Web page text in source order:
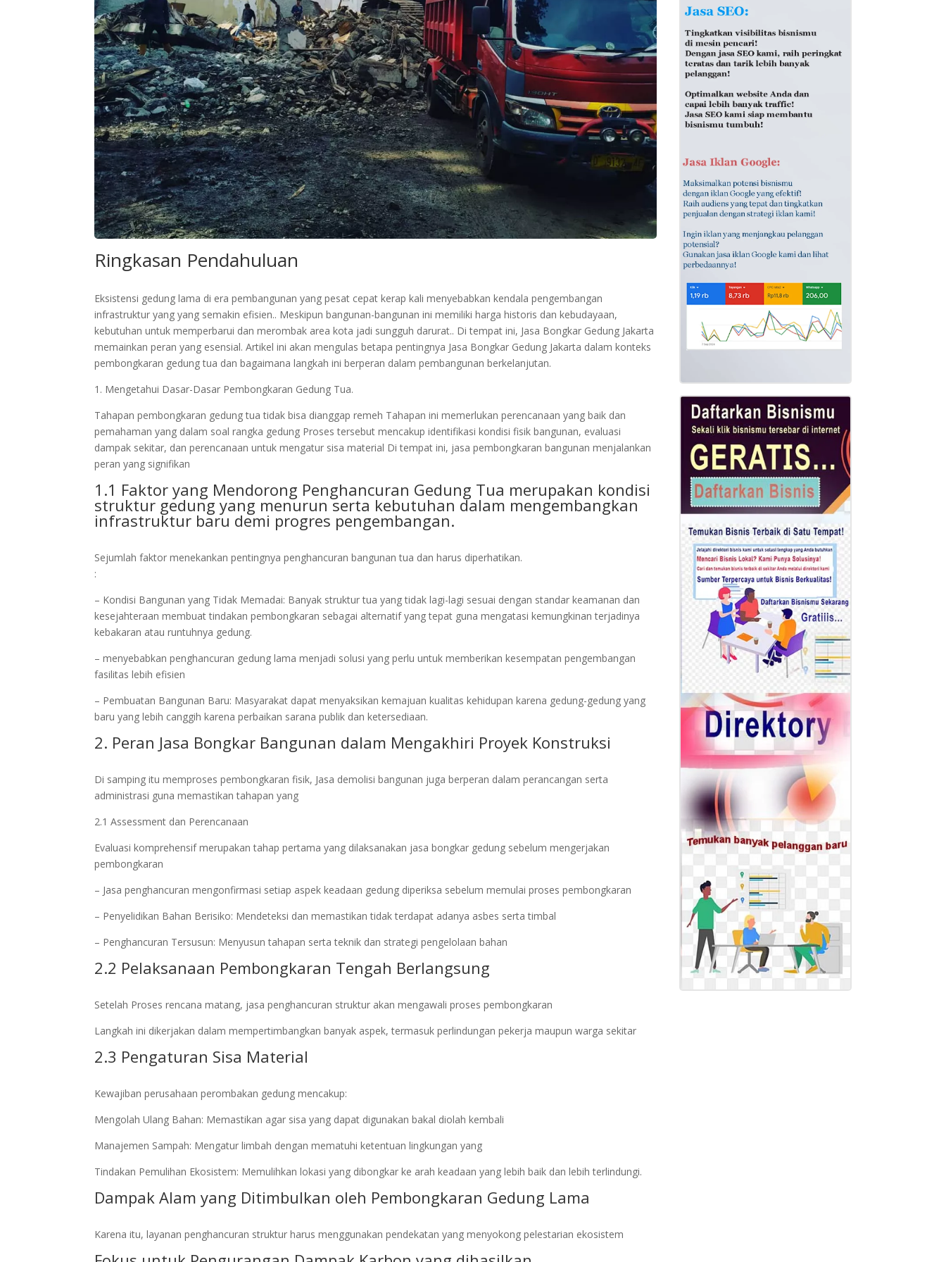
Ringkasan Pendahuluan
Eksistensi gedung lama di era pembangunan yang pesat cepat kerap kali menyebabkan kendala pengembangan
infrastruktur yang yang semakin efisien.. Meskipun bangunan-bangunan ini memiliki harga historis dan kebudayaan,
kebutuhan untuk memperbarui dan merombak area kota jadi sungguh darurat.. Di tempat ini, Jasa Bongkar Gedung Jakarta
memainkan peran yang esensial. Artikel ini akan mengulas betapa pentingnya Jasa Bongkar Gedung Jakarta dalam konteks
pembongkaran gedung tua dan bagaimana langkah ini berperan dalam pembangunan berkelanjutan.
1. Mengetahui Dasar-Dasar Pembongkaran Gedung Tua.
Tahapan pembongkaran gedung tua tidak bisa dianggap remeh Tahapan ini memerlukan perencanaan yang baik dan
pemahaman yang dalam soal rangka gedung Proses tersebut mencakup identifikasi kondisi fisik bangunan, evaluasi
dampak sekitar, dan perencanaan untuk mengatur sisa material Di tempat ini, jasa pembongkaran bangunan menjalankan
peran yang signifikan
1.1 Faktor yang Mendorong Penghancuran Gedung Tua merupakan kondisi
struktur gedung yang menurun serta kebutuhan dalam mengembangkan
infrastruktur baru demi progres pengembangan.
Sejumlah faktor menekankan pentingnya penghancuran bangunan tua dan harus diperhatikan.
:
– Kondisi Bangunan yang Tidak Memadai: Banyak struktur tua yang tidak lagi-lagi sesuai dengan standar keamanan dan
kesejahteraan membuat tindakan pembongkaran sebagai alternatif yang tepat guna mengatasi kemungkinan terjadinya
kebakaran atau runtuhnya gedung.
– menyebabkan penghancuran gedung lama menjadi solusi yang perlu untuk memberikan kesempatan pengembangan
fasilitas lebih efisien
– Pembuatan Bangunan Baru: Masyarakat dapat menyaksikan kemajuan kualitas kehidupan karena gedung-gedung yang
baru yang lebih canggih karena perbaikan sarana publik dan ketersediaan.
2. Peran Jasa Bongkar Bangunan dalam Mengakhiri Proyek Konstruksi
Di samping itu memproses pembongkaran fisik, Jasa demolisi bangunan juga berperan dalam perancangan serta
administrasi guna memastikan tahapan yang
2.1 Assessment dan Perencanaan
Evaluasi komprehensif merupakan tahap pertama yang dilaksanakan jasa bongkar gedung sebelum mengerjakan
pembongkaran
– Jasa penghancuran mengonfirmasi setiap aspek keadaan gedung diperiksa sebelum memulai proses pembongkaran
– Penyelidikan Bahan Berisiko: Mendeteksi dan memastikan tidak terdapat adanya asbes serta timbal
– Penghancuran Tersusun: Menyusun tahapan serta teknik dan strategi pengelolaan bahan
2.2 Pelaksanaan Pembongkaran Tengah Berlangsung
Setelah Proses rencana matang, jasa penghancuran struktur akan mengawali proses pembongkaran
Langkah ini dikerjakan dalam mempertimbangkan banyak aspek, termasuk perlindungan pekerja maupun warga sekitar
2.3 Pengaturan Sisa Material
Kewajiban perusahaan perombakan gedung mencakup:
Mengolah Ulang Bahan: Memastikan agar sisa yang dapat digunakan bakal diolah kembali
Manajemen Sampah: Mengatur limbah dengan mematuhi ketentuan lingkungan yang
Tindakan Pemulihan Ekosistem: Memulihkan lokasi yang dibongkar ke arah keadaan yang lebih baik dan lebih terlindungi.
Dampak Alam yang Ditimbulkan oleh Pembongkaran Gedung Lama
Karena itu, layanan penghancuran struktur harus menggunakan pendekatan yang menyokong pelestarian ekosistem